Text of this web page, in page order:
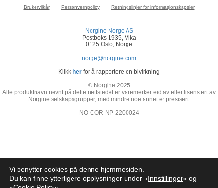
Brukervilkår Personvernpolicy Retningslinjer for informasjonskapsler
Norgine Norge AS
Postboks 1935, Vika
0125 Oslo, Norge
norge@norgine.com
Klikk her for å rapportere en bivirkning
© Norgine 2025
Alle produktnavn nevnt på dette nettstedet er varemerker eid av eller lisensiert av
Norgine selskapsgrupper, med mindre noe annet er presisert.
NO-COR-NP-2200024
Vi benytter cookies på denne hjemmesiden.
Du kan finne ytterligere opplysninger under «Innstillinger» og